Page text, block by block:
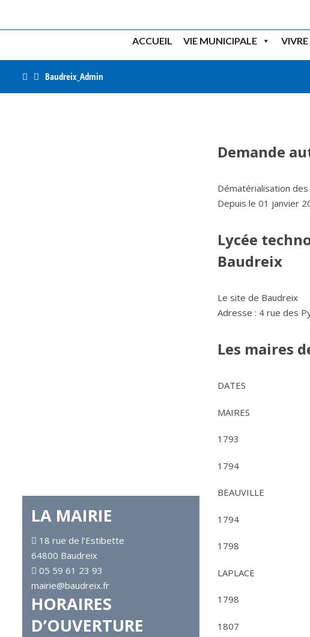
ACCUEIL VIE MUNICIPALE
HomeBaudreix_Admin
Demande
Dématérialisation des
Depuis le 01 janvier
Lycée
Baudreix
Le site de Baudreix
Adresse : 4 rue des
Les maires
DATES
MAIRES
1793
1794
BEAUVILLE
1794
1798
LAPLACE
1798
1807
LA MAIRIE
18 rue de l’Estibette
64800 Baudreix
05 59 61 23 93
mairie@baudreix.fr
HORAIRES
D’OUVERTURE